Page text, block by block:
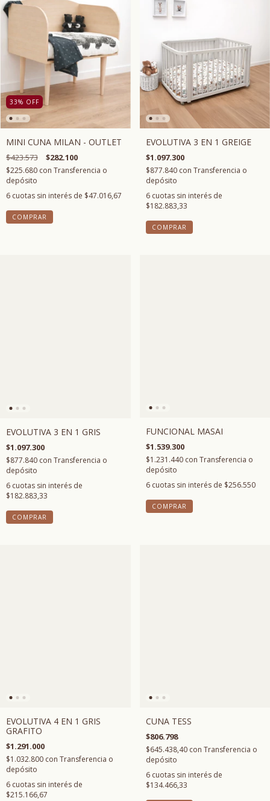
33% OFF
MINI CUNA MILAN - OUTLET
$423.573 $282.100
$225.680 con Transferencia o
depósito
6 cuotas sin interés de $47.016,67
EVOLUTIVA 3 EN 1 GREIGE
$1.097.300
$877.840 con Transferencia o
depósito
6 cuotas sin interés de
$182.883,33
COMPRAR
EVOLUTIVA 3 EN 1 GRIS
$1.097.300
$877.840 con Transferencia o
depósito
6 cuotas sin interés de
$182.883,33
COMPRAR
FUNCIONAL MASAI
$1.539.300
$1.231.440 con Transferencia o
depósito
6 cuotas sin interés de $256.550
COMPRAR
EVOLUTIVA 4 EN 1 GRIS
GRAFITO
$1.291.000
$1.032.800 con Transferencia o
depósito
6 cuotas sin interés de
$215.166,67
CUNA TESS
$806.798
$645.438,40 con Transferencia o
depósito
6 cuotas sin interés de
$134.466,33